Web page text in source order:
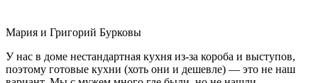
Мария и Григорий Бурковы
У нас в доме нестандартная кухня из-за короба и выступов,
поэтому готовые кухни (хоть они и дешевле) — это не наш